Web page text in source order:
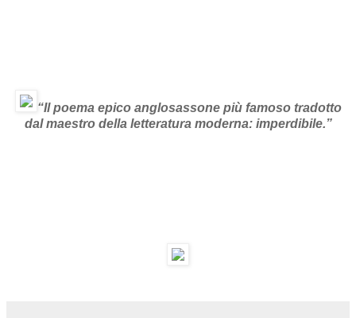
“Il poema epico anglosassone più famoso tradotto
dal maestro della letteratura moderna: imperdibile.”